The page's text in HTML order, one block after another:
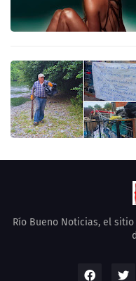
Río Bueno Noticias, el